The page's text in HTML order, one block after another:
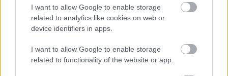
I want to allow Google to enable storage
related to analytics like cookies on web or
device identifiers in apps.
I want to allow Google to enable storage
related to functionality of the website or app.
brit Jamie Green a következő DTM kiírásban is Audival indul.
Azt már lehetett tudni, hogy az immár kétszeres bajnok René
Rast és az idei bajnokság második helyezettje, Nico Müller
marad az ingolstadtiaknál, most Dieter Gass nyilatkozata
alapján már a harmadik ülés is foglalt. „Jamie már elmondta